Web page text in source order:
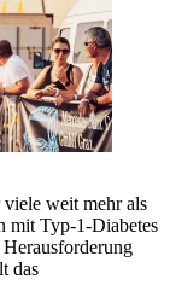
viele weit mehr als
mit Typ-1-Diabetes
das